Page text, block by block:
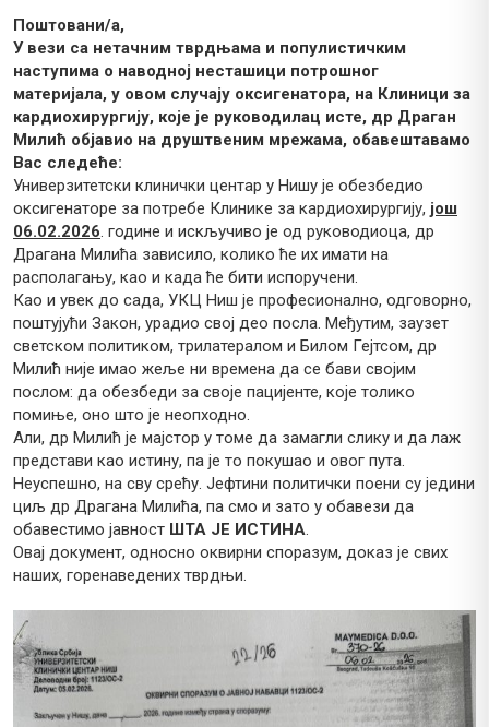
Поштовани/а,
У вези са нетачним тврдњама и популистичким
наступима о наводној несташици потрошног
материјала, у овом случају оксигенатора, на Клиници за
кардиохирургију, које је руководилац исте, др Драган
Милић објавио на друштвеним мрежама, обавештавамо
Вас следеће:
Универзитетски клинички центар у Нишу је обезбедио
оксигенаторе за потребе Клинике за кардиохирургију, још
06.02.2026. године и искључиво је од руководиоца, др
Драгана Милића зависило, колико ће их имати на
располагању, као и када ће бити испоручени.
Као и увек до сада, УКЦ Ниш је професионално, одговорно,
поштујући Закон, урадио свој део посла. Међутим, заузет
светском политиком, трилатералом и Билом Гејтсом, др
Милић није имао жеље ни времена да се бави својим
послом: да обезбеди за своје пацијенте, које толико
помиње, оно што је неопходно.
Али, др Милић је мајстор у томе да замагли слику и да лаж
представи као истину, па је то покушао и овог пута.
Неуспешно, на сву срећу. Јефтини политички поени су једини
циљ др Драгана Милића, па смо и зато у обавези да
обавестимо јавност ШТА ЈЕ ИСТИНА.
Овај документ, односно оквирни споразум, доказ је свих
наших, горенаведених тврдњи.